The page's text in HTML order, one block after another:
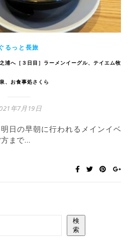
ぐるっと長旅
浦へ［３日目］ラーメンイーグル、テイエム牧
、お食事処さくら
年7月19日
まで…
検
索